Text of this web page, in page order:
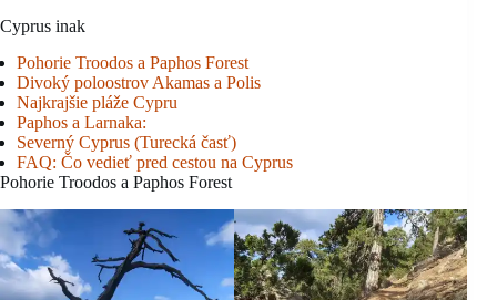
Cyprus inak
Pohorie Troodos a Paphos Forest
Divoký poloostrov Akamas a Polis
Najkrajšie pláže Cypru
Paphos a Larnaka:
Severný Cyprus (Turecká časť)
FAQ: Čo vedieť pred cestou na Cyprus
Pohorie Troodos a Paphos Forest